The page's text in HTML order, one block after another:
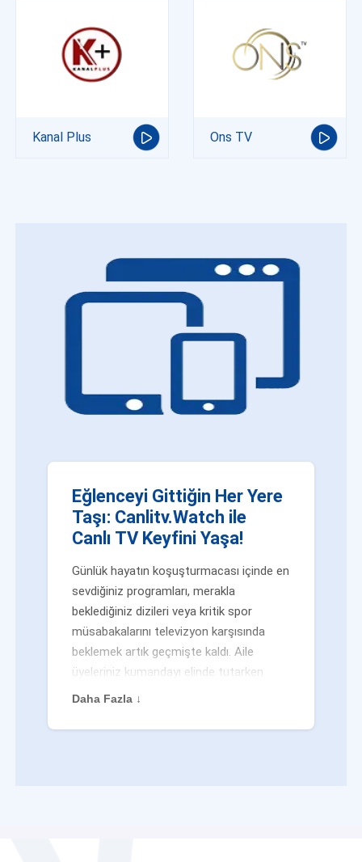
Kanal Plus Ons TV
Eğlenceyi Gittiğin Her Yere
Taşı: Canlitv.Watch ile
Canlı TV Keyfini Yaşa!
Günlük hayatın koşuşturmacası içinde en
sevdiğiniz programları, merakla
beklediğiniz dizileri veya kritik spor
müsabakalarını televizyon karşısında
beklemek artık geçmişte kaldı. Aile
üyeleriniz kumandayı elinde tutarken
veya siz evden uzaktayken bile
değilsiniz. Geleneksel yayıncılığın
Daha Fazla ↓